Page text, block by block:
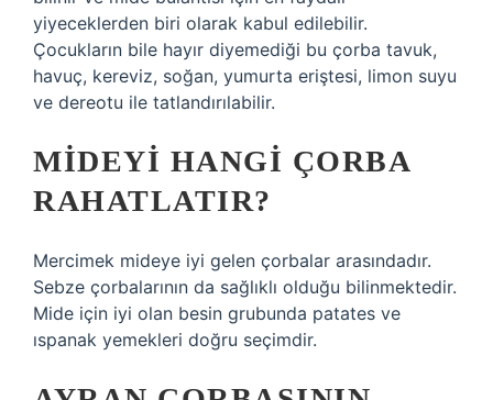
yiyeceklerden biri olarak kabul edilebilir.
Çocukların bile hayır diyemediği bu çorba tavuk,
havuç, kereviz, soğan, yumurta eriştesi, limon suyu
ve dereotu ile tatlandırılabilir.
MIDEYI HANGI ÇORBA
RAHATLATIR?
Mercimek mideye iyi gelen çorbalar arasındadır.
Sebze çorbalarının da sağlıklı olduğu bilinmektedir.
Mide için iyi olan besin grubunda patates ve
ıspanak yemekleri doğru seçimdir.